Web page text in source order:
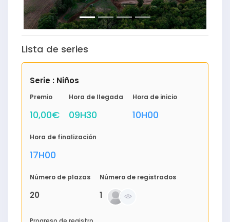
Lista de series
Serie : Niños
Premio
10,00€
Hora de llegada
09H30
Hora de inicio
10H00
Hora de finalización
17H00
Número de plazas
20
Número de registrados
1